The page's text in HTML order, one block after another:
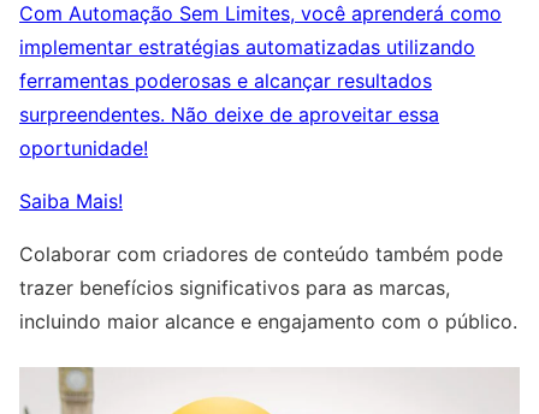
Com Automação Sem Limites, você aprenderá como
implementar estratégias automatizadas utilizando
ferramentas poderosas e alcançar resultados
surpreendentes. Não deixe de aproveitar essa
oportunidade!
Saiba Mais!
Colaborar com criadores de conteúdo também pode
trazer benefícios significativos para as marcas,
incluindo maior alcance e engajamento com o público.